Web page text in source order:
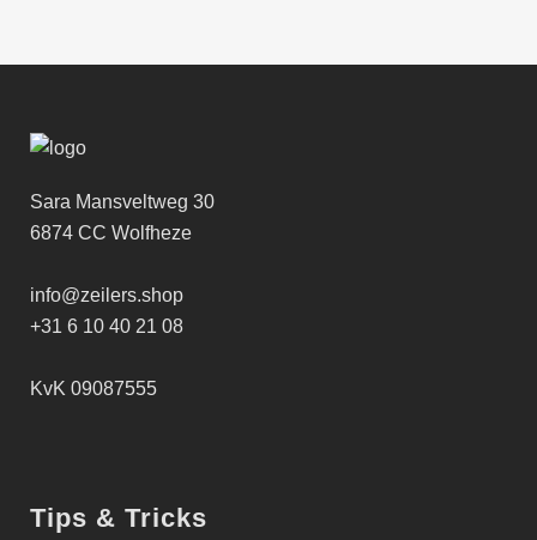
Sara Mansveltweg 30
6874 CC Wolfheze
info@zeilers.shop
+31 6 10 40 21 08
KvK 09087555
Tips & Tricks